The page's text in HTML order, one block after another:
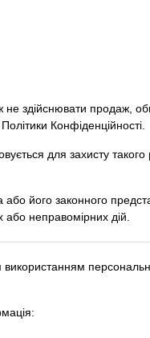
не здійснювати продаж,
Конфіденційності.
для захисту такого
або його законного
неправомірних дій.
використанням